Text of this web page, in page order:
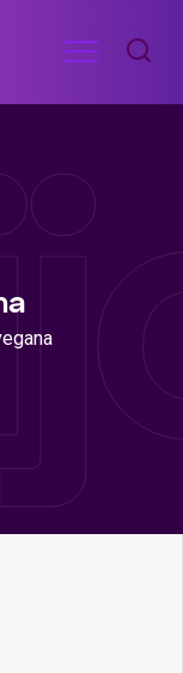
RECEITAS
ACADEMIA
Menu